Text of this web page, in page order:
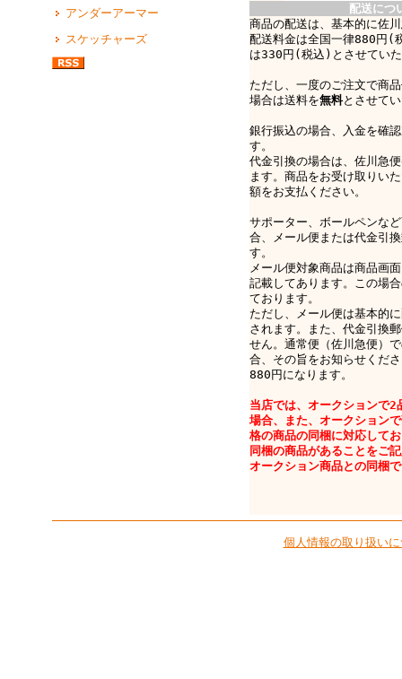
アンダーアーマー
スケッチャーズ
配送につ
商品の配送は、基本的に佐
配送料金は全国一律880円(
は330円(税込)とさせてい
ただし、一度のご注文で商
場合は送料を無料とさせて
銀行振込の場合、入金を確
す。
代金引換の場合は、佐川
ます。商品をお受け取りい
額をお支払ください。
サポーター、ボールペンな
合、メール便または代金引
す。
メール便対象商品は商品画
記載してあります。この場
ております。
ただし、メール便は基本的
されます。また、代金引換
せん。通常便（佐川急便）
合、その旨をお知らせくだ
880円になります。
当店では、オークションで2
場合、また、オークション
格の商品の同梱に対応して
同梱の商品があることをご
オークション商品との同梱
個人情報の取り扱い